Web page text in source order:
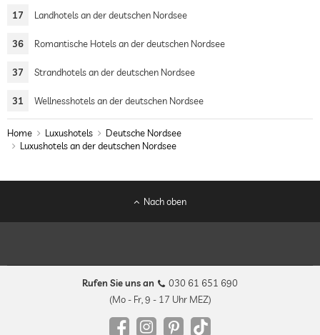
17 Landhotels an der deutschen Nordsee
36 Romantische Hotels an der deutschen Nordsee
37 Strandhotels an der deutschen Nordsee
31 Wellnesshotels an der deutschen Nordsee
Home Luxushotels
Deutsche Nordsee
Luxushotels an der deutschen Nordsee
Nach oben
Rufen Sie uns an
030 61 651 690
(Mo - Fr, 9 - 17 Uhr MEZ)